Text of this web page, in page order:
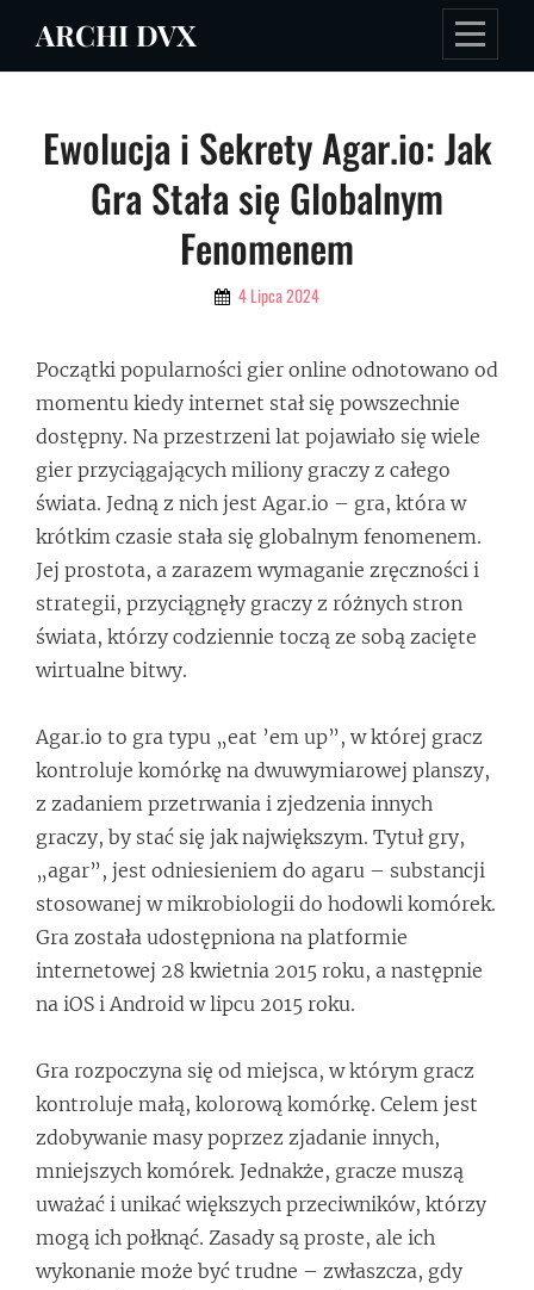
ARCHI DVX
Ewolucja i Sekrety Agar.io: Jak
Gra Stała się Globalnym
Fenomenem
By 4 Lipca 2024
Początki popularności gier online odnotowano od
momentu kiedy internet stał się powszechnie
dostępny. Na przestrzeni lat pojawiało się wiele
gier przyciągających miliony graczy z całego
świata. Jedną z nich jest Agar.io – gra, która w
krótkim czasie stała się globalnym fenomenem.
Jej prostota, a zarazem wymaganie zręczności i
strategii, przyciągnęły graczy z różnych stron
świata, którzy codziennie toczą ze sobą zacięte
wirtualne bitwy.
Agar.io to gra typu „eat ’em up”, w której gracz
kontroluje komórkę na dwuwymiarowej planszy,
z zadaniem przetrwania i zjedzenia innych
graczy, by stać się jak największym. Tytuł gry,
„agar”, jest odniesieniem do agaru – substancji
stosowanej w mikrobiologii do hodowli komórek.
Gra została udostępniona na platformie
internetowej 28 kwietnia 2015 roku, a następnie
na iOS i Android w lipcu 2015 roku.
Gra rozpoczyna się od miejsca, w którym gracz
kontroluje małą, kolorową komórkę. Celem jest
zdobywanie masy poprzez zjadanie innych,
mniejszych komórek. Jednakże, gracze muszą
uważać i unikać większych przeciwników, którzy
mogą ich połknąć. Zasady są proste, ale ich
wykonanie może być trudne – zwłaszcza, gdy
Nawigacja
wpisu